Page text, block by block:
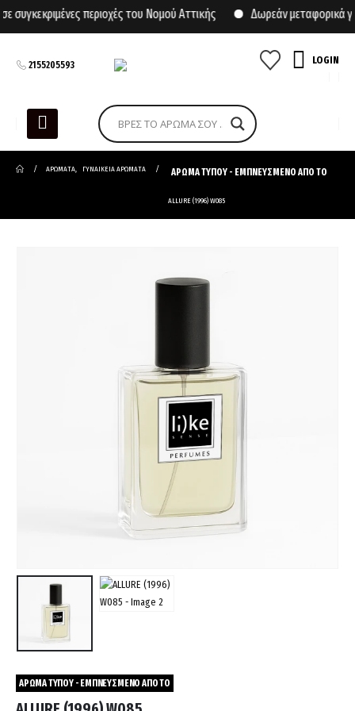
περιοχές του Νομού Αττικής Δωρεάν μεταφορικά
2155205593 LOGIN
ΑΡΩΜΑΤΑ, ΓΥΝΑΙΚΕΙΑ ΑΡΩΜΑΤΑ ΑΡΩΜΑ ΤΥΠΟΥ - ΕΜΠΝΕΥΣΜΕΝΟ ΑΠΟ ΤΟ
ALLURE (1996) W085
ΑΡΩΜΑ ΤΥΠΟΥ - ΕΜΠΝΕΥΣΜΕΝΟ ΑΠΟ ΤΟ